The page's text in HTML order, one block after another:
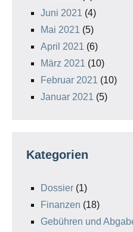
Juni 2021 (4)
Mai 2021 (5)
April 2021 (6)
März 2021 (10)
Februar 2021 (10)
Januar 2021 (5)
Kategorien
Dossier (1)
Finanzen (18)
Gebühren und